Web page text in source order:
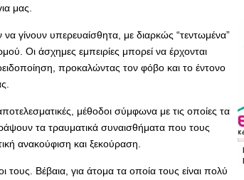
μας.
γίνουν υπερευαίσθητα, με διαρκώς “τεντωμένα”
Οι άσχημες εμπειρίες μπορεί να έρχονται
προκαλώντας τον φόβο και το έντονο
μέθοδοι σύμφωνα με τις οποίες τα
τα τραυματικά συναισθήματα που τους
ανακούφιση και ξεκούραση.
Βέβαια, για άτομα τα οποία τους είναι πολύ